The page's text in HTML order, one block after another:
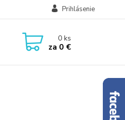
Prihlásenie
0ks
za 0 €